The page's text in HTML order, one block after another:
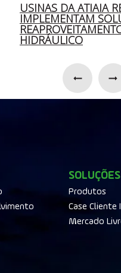
USINAS DA ATIAIA
IMPLEMENTAM
HIDRÁULICO
SOLUÇÕES
Produtos
Case Cliente
Mercado